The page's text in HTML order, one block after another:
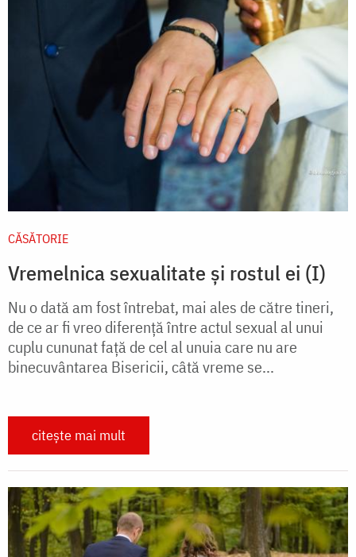
CĂSĂTORIE
Vremelnica sexualitate și rostul ei (I)
Nu o dată am fost întrebat, mai ales de către tineri,
de ce ar fi vreo diferență între actul sexual al unui
cuplu cununat față de cel al unuia care nu are
binecuvântarea Bisericii, câtă vreme se...
citește mai mult